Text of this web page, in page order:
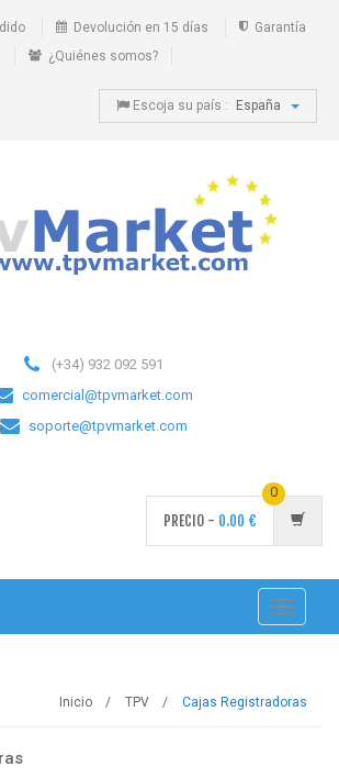
Devolución en 15 días
Garantía
¿Quiénes somos?
Escoja su país : España
(+34) 932 092 591
comercial@tpvmarket.com
soporte@tpvmarket.com
PRECIO - 0.00 €
0
Toggle
Inicio TPV Cajas Registradoras